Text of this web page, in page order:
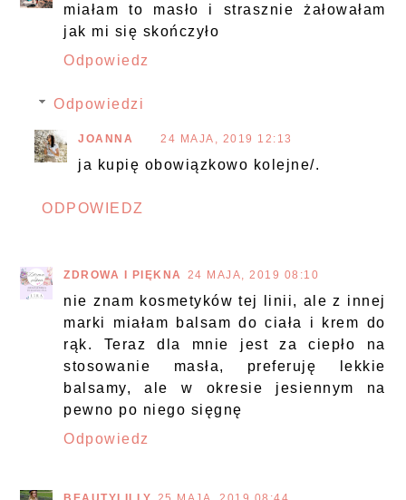
miałam to masło i strasznie żałowałam
jak mi się skończyło
Odpowiedz
Odpowiedzi
JOANNA 24 MAJA, 2019 12:13
ja kupię obowiązkowo kolejne/.
ODPOWIEDZ
ZDROWA I PIĘKNA 24 MAJA, 2019 08:10
nie znam kosmetyków tej linii, ale z innej
marki miałam balsam do ciała i krem do
rąk. Teraz dla mnie jest za ciepło na
stosowanie masła, preferuję lekkie
balsamy, ale w okresie jesiennym na
pewno po niego sięgnę
Odpowiedz